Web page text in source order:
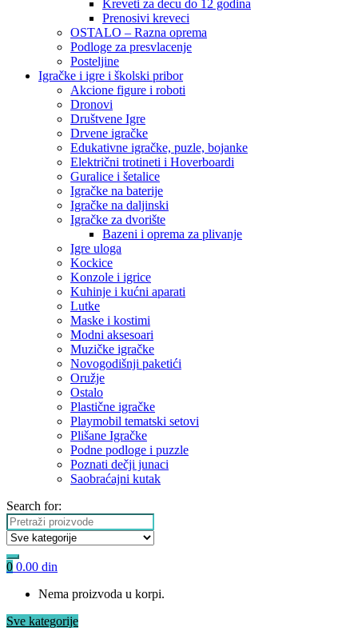
Kreveti za decu do 12 godina
Prenosivi kreveci
OSTALO – Razna oprema
Podloge za presvlacenje
Posteljine
Igračke i igre i školski pribor
Akcione figure i roboti
Dronovi
Društvene Igre
Drvene igračke
Edukativne igračke, puzle, bojanke
Električni trotineti i Hoverboardi
Guralice i šetalice
Igračke na baterije
Igračke na daljinski
‎Igračke za dvorište
Bazeni i oprema za plivanje
Igre uloga
Kockice
Konzole i igrice
Kuhinje i kućni aparati
Lutke
Maske i kostimi
Modni aksesoari
Muzičke igračke
Novogodišnji paketići
Oružje
Ostalo
Plastične igračke
Playmobil tematski setovi
Plišane Igračke
Podne podloge i puzzle
Poznati dečji junaci
Saobraćajni kutak
Search for:
0 0.00 din
Nema proizvoda u korpi.
Sve kategorije